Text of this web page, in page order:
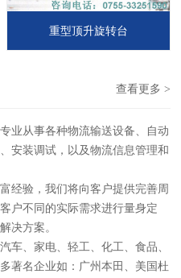
重型顶升旋转台
查看更多 >
业从事各种物流输送设备、自动
安装调试，以及物流信息管理和
经验，我们将向客户提供完善周
户不同的实际需求进行量身定
决方案。
车、家电、轻工、化工、食品、
著名企业如：广州本田、美国杜